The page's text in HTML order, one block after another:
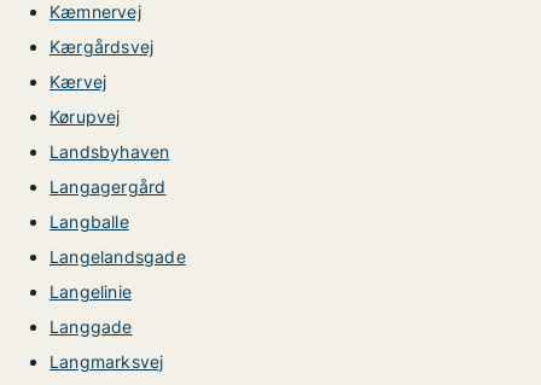
Kæmnervej
Kærgårdsvej
Kærvej
Kørupvej
Landsbyhaven
Langagergård
Langballe
Langelandsgade
Langelinie
Langgade
Langmarksvej